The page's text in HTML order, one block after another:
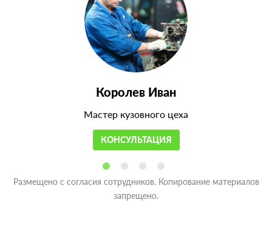
Королев Иван
Мастер кузовного цеха
КОНСУЛЬТАЦИЯ
Размещено с согласия сотрудников. Копирование материалов
запрещено.